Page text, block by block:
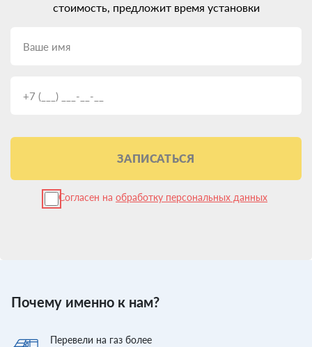
стоимость, предложит время установки
ЗАПИСАТЬСЯ
Согласен на обработку персональных данных
Почему именно к нам?
Перевели на газ более